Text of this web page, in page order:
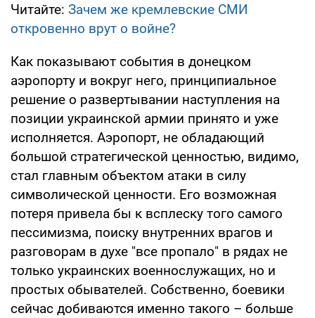
Читайте: Зачем же кремлевские СМИ
откровенно врут о войне?
Как показывают события в донецком
аэропорту и вокруг него, принципиальное
решение о развертывании наступления на
позиции украинской армии принято и уже
исполняется. Аэропорт, не обладающий
большой стратегической ценностью, видимо,
стал главным объектом атаки в силу
символической ценности. Его возможная
потеря привела бы к всплеску того самого
пессимизма, поиску внутренних врагов и
разговорам в духе "все пропало" в рядах не
только украинских военнослужащих, но и
простых обывателей. Собственно, боевики
сейчас добиваются именно такого – больше